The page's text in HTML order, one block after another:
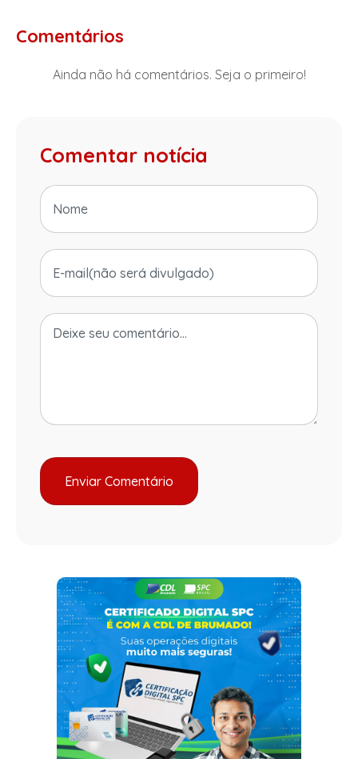
Comentários
Ainda não há comentários. Seja o primeiro!
Comentar notícia